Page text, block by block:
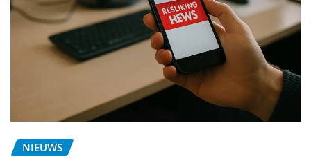
NIEUWS